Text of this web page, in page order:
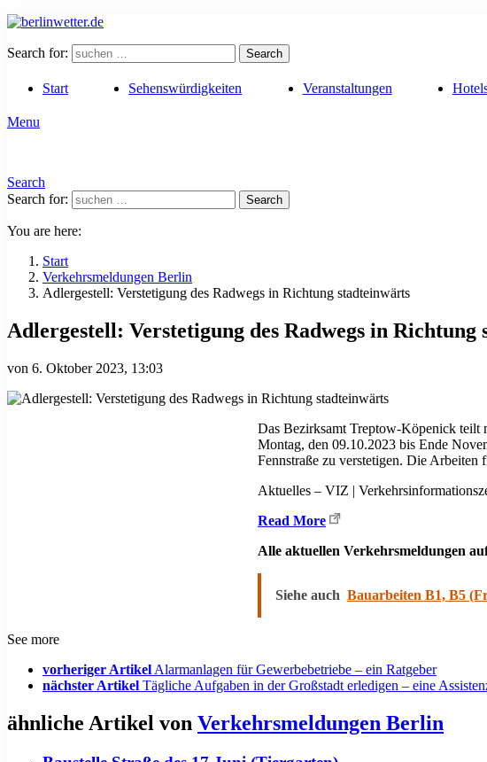
Search for: Search
Start Sehenswürdigkeiten Veranstaltungen
Menu
Search
Search for:
Search
You are here:
Start
Verkehrsmeldungen Berlin
Adlergestell: Verstetigung des Radwegs in Richtung stadteinwärts
Adlergestell: Verstetigung des Radwegs in Richtung
von 6. Oktober 2023, 13:03
Das Bezirksamt Treptow-Köpenick teilt
Montag, den 09.10.2023 bis Ende
Fennstraße zu verstetigen. Die
Aktuelles – VIZ |
Read More
Alle aktuellen Verkehrsmeldungen
Siehe auch Bauarbeiten B1, B5
See more
vorheriger Artikel Alarmanlagen für Gewerbebetriebe – ein Ratgeber
nächster Artikel Tägliche Aufgaben in der Großstadt erledigen – eine
ähnliche Artikel von Verkehrsmeldungen Berlin